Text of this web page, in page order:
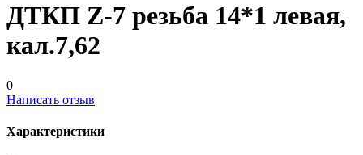
ДТКП Z-7 резьба 14*1 левая,
кал.7,62
0
Написать отзыв
Характеристики